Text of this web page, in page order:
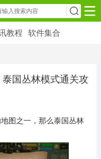
资讯教程
教程 软件集合
国丛林模式通关攻
图之一，那么泰国丛林